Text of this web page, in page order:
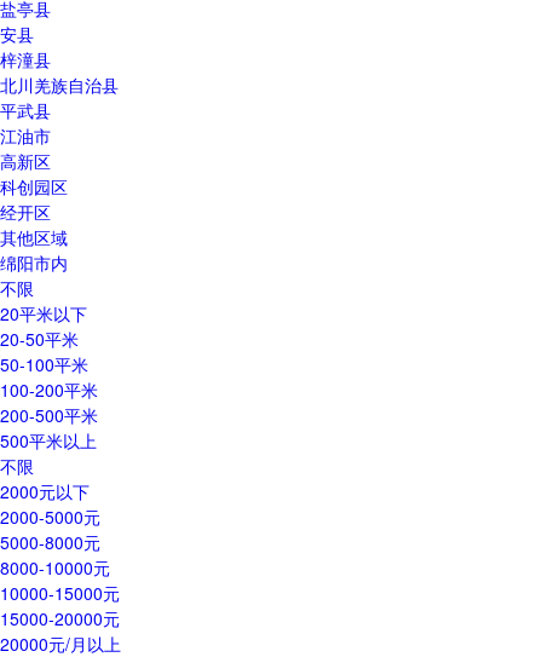
盐亭县
安县
梓潼县
北川羌族自治县
平武县
江油市
高新区
科创园区
经开区
其他区域
绵阳市内
不限
20平米以下
20-50平米
50-100平米
100-200平米
200-500平米
500平米以上
不限
2000元以下
2000-5000元
5000-8000元
8000-10000元
10000-15000元
15000-20000元
20000元/月以上